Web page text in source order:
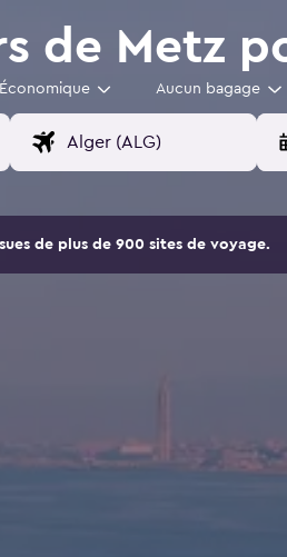
de Metz
Économique Aucun bagage
de plus de 900 sites de voyage.